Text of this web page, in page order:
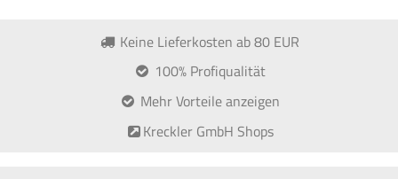
Keine Lieferkosten ab 80 EUR
100% Profiqualität
Mehr Vorteile anzeigen
Kreckler GmbH Shops